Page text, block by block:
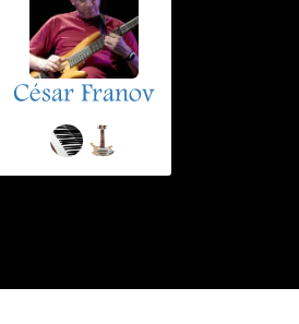
César Franov